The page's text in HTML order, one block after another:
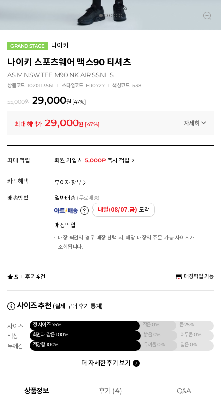
GRAND STAGE 나이키
나이키 스포츠웨어 맥스90 티셔츠
AS M NSW TEE M90 NK AIR SSNL S
상품코드 1020113561 스타일코드 HJ0727 색상코드 538
55,000원 29,000원 [47%]
최대 혜택가 29,000원 [47%] 자세히
모든 혜택이 적용된 금액으로, 실제 결제 금액과는 차이가 있을 수 있습니다.
최대 적립 회원 가입 시 5,000P즉시 적립
카드혜택 무이자 할부
배송방법 일반배송 (무료배송)
내일(08/07.금) 도착
매장픽업
매장 픽업의 경우 매장 선택 시, 해당 매장의 주문 가능 사이즈가
조회됩니다.
5 후기4건 매장픽업 가능
사이즈 추천 (실제 구매 후기 통계)
사이즈 정 사이즈75% 작음0% 큼25%
색상 화면과 같음100% 밝음0% 어두움0%
두께감 적당함100% 두꺼움 0% 얇음0%
더 자세한 후기 보기
상품정보 후기 (4) Q&A